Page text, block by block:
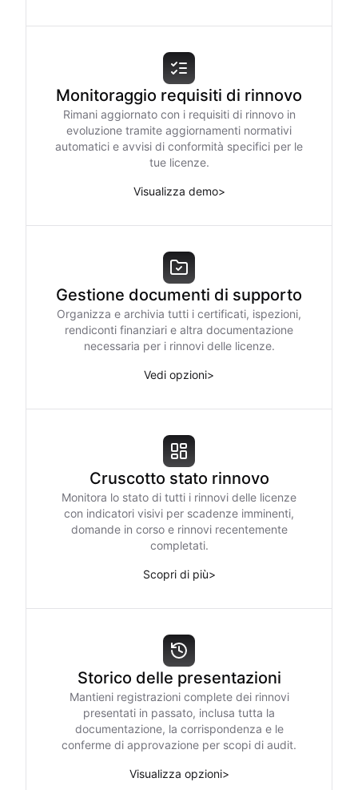
Monitoraggio requisiti di rinnovo
Rimani aggiornato con i requisiti di rinnovo in
evoluzione tramite aggiornamenti normativi
automatici e avvisi di conformità specifici per le
tue licenze.
Visualizza demo>
Gestione documenti di supporto
Organizza e archivia tutti i certificati, ispezioni,
rendiconti finanziari e altra documentazione
necessaria per i rinnovi delle licenze.
Vedi opzioni>
Cruscotto stato rinnovo
Monitora lo stato di tutti i rinnovi delle licenze
con indicatori visivi per scadenze imminenti,
domande in corso e rinnovi recentemente
completati.
Scopri di più>
Storico delle presentazioni
Mantieni registrazioni complete dei rinnovi
presentati in passato, inclusa tutta la
documentazione, la corrispondenza e le
conferme di approvazione per scopi di audit.
Visualizza opzioni>